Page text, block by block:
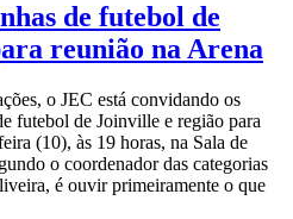
de futebol de
reunião na Arena
o JEC está convidando os
futebol de Joinville e região para
(10), às 19 horas, na Sala de
o coordenador das categorias
é ouvir primeiramente o que